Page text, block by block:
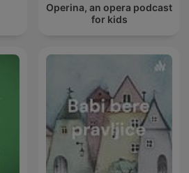
Operina, an opera podcast
for kids